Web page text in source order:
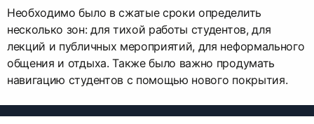
Необходимо было в сжатые сроки определить
несколько зон: для тихой работы студентов, для
лекций и публичных мероприятий, для неформального
общения и отдыха. Также было важно продумать
навигацию студентов с помощью нового покрытия.